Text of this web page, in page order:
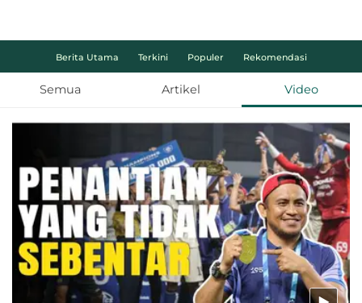
Berita Utama Terkini Populer Rekomendasi
Semua Artikel Video